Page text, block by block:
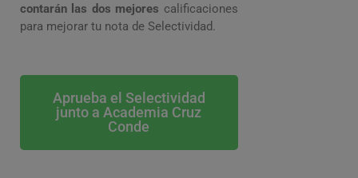
contarán las dos mejores calificaciones
para mejorar tu nota de Selectividad.
Aprueba el Selectividad
junto a Academia Cruz
Conde